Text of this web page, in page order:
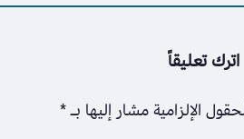
اترك تعليقاً
الإلزامية مشار إليها بـ*